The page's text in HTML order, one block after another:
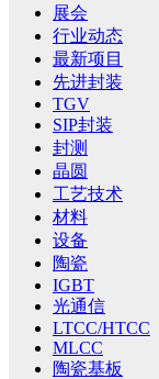
展会
行业动态
最新项目
先进封装
TGV
SIP封装
封测
晶圆
工艺技术
材料
设备
陶瓷
IGBT
光通信
LTCC/HTCC
MLCC
陶瓷基板